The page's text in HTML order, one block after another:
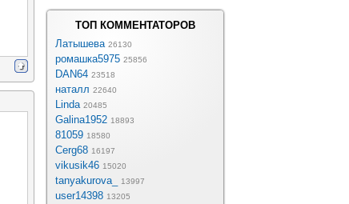
ТОП КОММЕНТАТОРОВ
Латышева 26130
ромашка5975 25856
DAN64 23518
наталл 22640
Linda 20485
Galina1952 18893
81059 18580
Cerg68 16197
vikusik46 15020
tanyakurova_ 13997
user14398 13205